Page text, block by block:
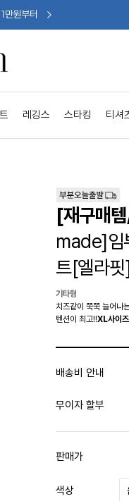
만원부터
레깅스 스타킹 티셔
[재구매
made]임
트[엘라
기타형
치즈같이 쭉쭉 늘어나
텐션이 최고!!XL사이
배송비 안내
무이자 할부
판매가
색상